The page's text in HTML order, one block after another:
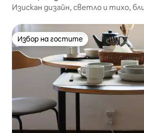
Изискан дизайн, светло и тихо,
Избор на гостите
Избор на гостите